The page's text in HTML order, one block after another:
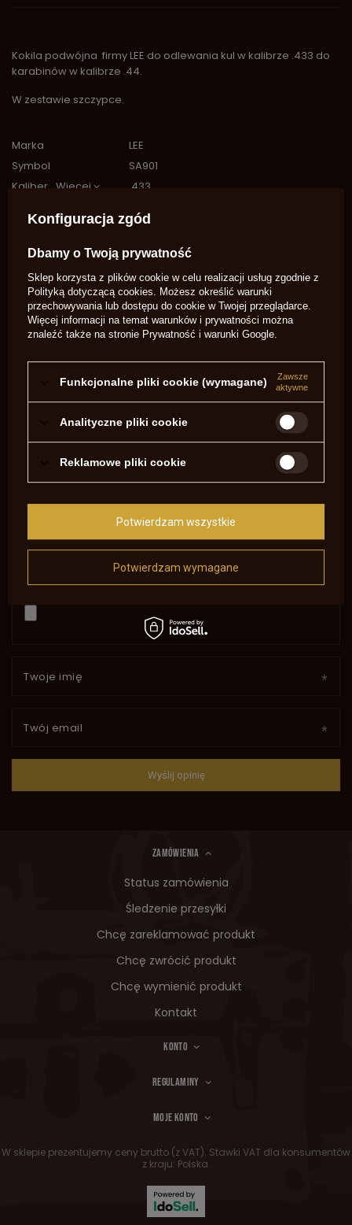
Kokila podwójna firmy LEE do odlewania kul w kalibrze .433 do
karabinów w kalibrze .44.
W zestawie szczypce.
Marka
LEE
Symbol
SA901
Kaliber Więcej
.433
szerokość 5 cm
długość 27 cm
Potrzebujesz pomocy? Masz pytania?
Zadaj pytanie a my odpowiemy
niezwłocznie, najciekawsze pytania i
odpowiedzi publikując dla innych.
Zadaj pytanie
NAPISZ SWOJĄ OPINIĘ
Twoja ocena:
5/5
Dodaj własne zdjęcie produktu:
Twoje imię
Twój email
Wyślij opinię
ZAMÓWIENIA
Status zamówienia
Śledzenie przesyłki
Chcę zareklamować produkt
Chcę zwrócić produkt
Chcę wymienić produkt
Kontakt
KONTO
REGULAMINY
MOJE KONTO
W sklepie prezentujemy ceny brutto (z VAT). Stawki VAT dla konsumentów
z kraju: Polska.
Konfiguracja zgód
Dbamy o Twoją prywatność
Sklep korzysta z plików cookie w celu realizacji usług zgodnie z
Polityką dotyczącą cookies. Możesz określić warunki
przechowywania lub dostępu do cookie w Twojej przeglądarce.
Więcej informacji na temat warunków i prywatności można
znaleźć także na stronie Prywatność i warunki Google.
Funkcjonalne pliki cookie (wymagane)
Zawsze
aktywne
Analityczne pliki cookie
Reklamowe pliki cookie
Potwierdzam wymagane
Potwierdzam wszystkie